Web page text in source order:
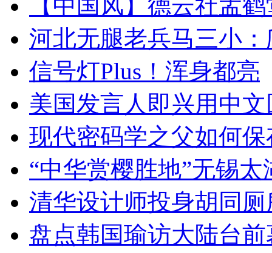
【中国风】德云社孟
河北无腿老兵马三小
信号灯Plus！浑身都亮
美国发言人即兴用中
现代密码学之父如何
“中华赏樱胜地”无锡
清华设计师投身胡同
盘点韩国瑜访大陆台